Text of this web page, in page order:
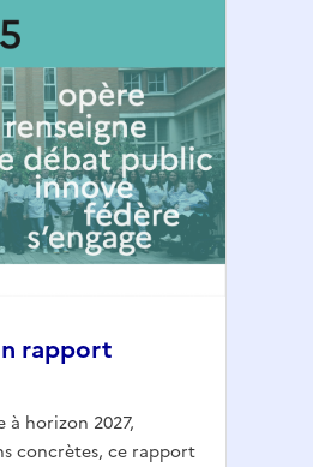
rapport
à horizon 2027,
concrètes, ce rapport